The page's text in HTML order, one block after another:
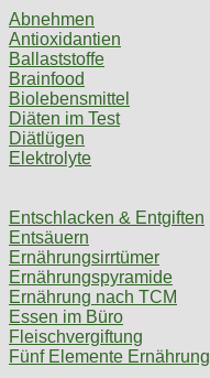
Abnehmen
Antioxidantien
Ballaststoffe
Brainfood
Biolebensmittel
Diäten im Test
Diätlügen
Elektrolyte
Entschlacken & Entgiften
Entsäuern
Ernährungsirrtümer
Ernährungspyramide
Ernährung nach TCM
Essen im Büro
Fleischvergiftung
Fünf Elemente Ernährung